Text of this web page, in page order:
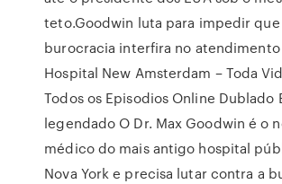
teto.Goodwin luta para impedir que
burocracia interfira no atendimento
Hospital New Amsterdam – Toda
Todos os Episodios Online Dublado
legendado O Dr. Max Goodwin é o
médico do mais antigo hospital
Nova York e precisa lutar contra a